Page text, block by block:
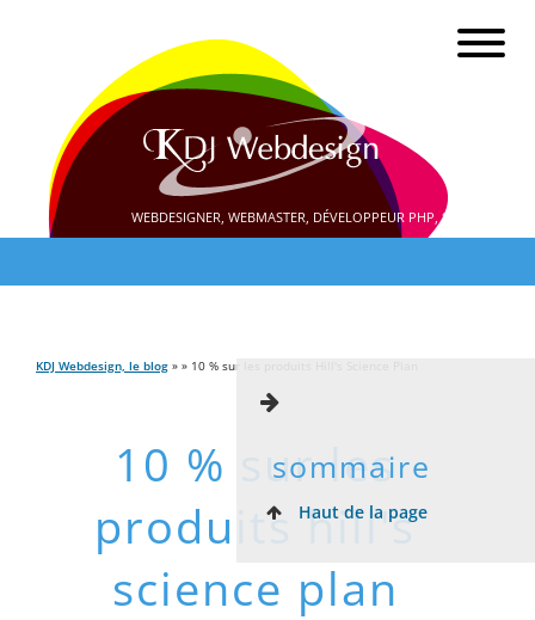
WEBDESIGNER, WEBMASTER, DÉVELOPPEUR PHP, SEO
KDJ Webdesign, le blog » » 10 % sur les produits Hill's Science Plan
10 % sur les
produits hill's
science plan
sommaire
Haut de la page